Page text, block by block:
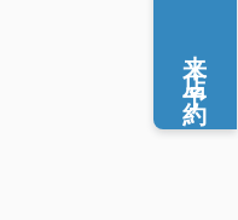
来店予約